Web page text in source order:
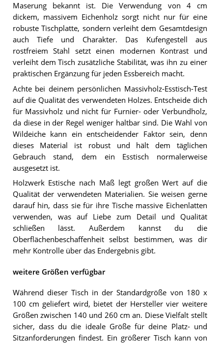
Maserung bekannt ist. Die Verwendung von 4 cm
dickem, massivem Eichenholz sorgt nicht nur für eine
robuste Tischplatte, sondern verleiht dem Gesamtdesign
auch Tiefe und Charakter. Das Kufengestell aus
rostfreiem Stahl setzt einen modernen Kontrast und
verleiht dem Tisch zusätzliche Stabilität, was ihn zu einer
praktischen Ergänzung für jeden Essbereich macht.
Achte bei deinem persönlichen Massivholz-Esstisch-Test
auf die Qualität des verwendeten Holzes. Entscheide dich
für Massivholz und nicht für Furnier- oder Verbundholz,
da diese in der Regel weniger haltbar sind. Die Wahl von
Wildeiche kann ein entscheidender Faktor sein, denn
dieses Material ist robust und hält dem täglichen
Gebrauch stand, dem ein Esstisch normalerweise
ausgesetzt ist.
Holzwerk Estische nach Maß legt großen Wert auf die
Qualität der verwendeten Materialien. Sie weisen gerne
darauf hin, dass sie für ihre Tische massive Eichenlatten
verwenden, was auf Liebe zum Detail und Qualität
schließen lässt. Außerdem kannst du die
Oberflächenbeschaffenheit selbst bestimmen, was dir
mehr Kontrolle über das Endergebnis gibt.
weitere Größen verfügbar
Während dieser Tisch in der Standardgröße von 180 x
100 cm geliefert wird, bietet der Hersteller vier weitere
Größen zwischen 140 und 260 cm an. Diese Vielfalt stellt
sicher, dass du die ideale Größe für deine Platz- und
Sitzanforderungen findest. Ein größerer Tisch kann von